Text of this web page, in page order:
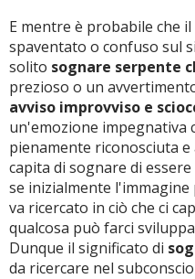
E mentre è probabile che
spaventato o confuso sul
solito sognare serpente
prezioso o un
avviso improvviso e
un'emozione impegnativa
pienamente riconosciuta
capita di sognare di
se inizialmente
va ricercato in ciò che ci
qualcosa può farci
Dunque il significato di
da ricercare nel